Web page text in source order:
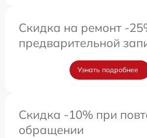
Скидка на ремонт -
предварительной
Узнать подробнее
Скидка -10% при
обращении